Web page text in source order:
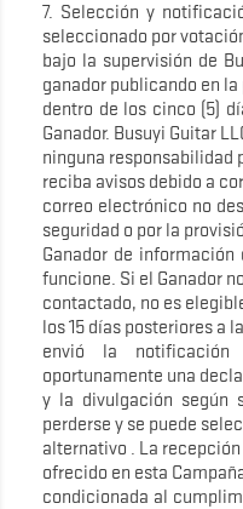
7. Selección y
seleccionado por
bajo la supervisión de
ganador publicando en
dentro de los cinco (5)
Ganador. Busuyi Guitar
ninguna responsabilidad
reciba avisos debido a
correo electrónico no
seguridad o por la
Ganador de
funcione. Si el Ganador
contactado, no es
los 15 días posteriores a
envió la
oportunamente una
y la divulgación según
perderse y se puede
alternativo . La
ofrecido en esta
condicionada al